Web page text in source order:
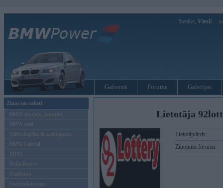
Sveiks, Viesi!
Galvenā Forums Galerijas
Ziņas un raksti
BMW modeļu jaunumi
BMW testi
Tehnoloģijas & sasniegumi
BMW Latvijā
MINI
Rolls-Royce
Pasākumi
Vadāmības tests
Lietotāja
Lietotājvārds:
Ziņojumi forumā: